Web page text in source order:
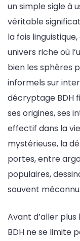
un simple sigle à
véritable
la fois
univers riche où
bien les sphères
informels sur
décryptage BDH
ses origines, ses
effectif dans la
mystérieuse, la
portes, entre
populaires,
souvent méconnu.
Avant d’aller
BDH ne se limite